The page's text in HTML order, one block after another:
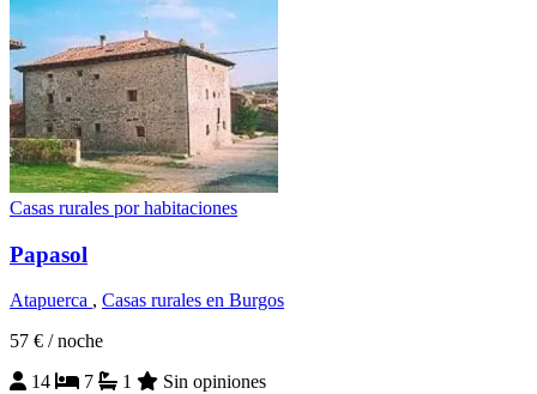
Casas rurales por habitaciones
Papasol
Atapuerca , Casas rurales en Burgos
57 € / noche
14
7 1 Sin opiniones